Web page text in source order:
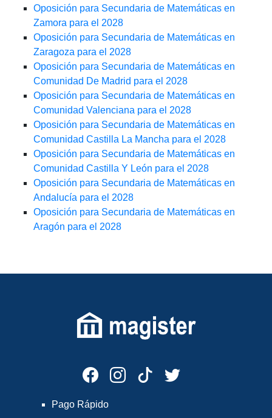
Oposición para Secundaria de Matemáticas en
Zamora para el 2028
Oposición para Secundaria de Matemáticas en
Zaragoza para el 2028
Oposición para Secundaria de Matemáticas en
Comunidad De Madrid para el 2028
Oposición para Secundaria de Matemáticas en
Comunidad Valenciana para el 2028
Oposición para Secundaria de Matemáticas en
Comunidad Castilla La Mancha para el 2028
Oposición para Secundaria de Matemáticas en
Comunidad Castilla Y León para el 2028
Oposición para Secundaria de Matemáticas en
Andalucía para el 2028
Oposición para Secundaria de Matemáticas en
Aragón para el 2028
Pago Rápido